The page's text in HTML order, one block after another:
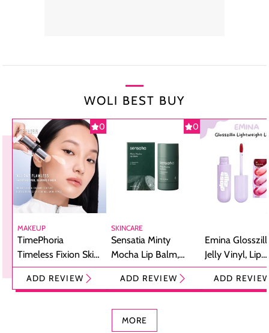
WOLI BEST BUY
0
MAKEUP
TimePhoria
Timeless Fixion Skin
Tint Stick,
Foundation dan
ADD REVIEW
0
SKINCARE
Sensatia Minty
Mocha Lip Balm,
Pelembap Bibir
dengan Aroma
ADD REVIEW
Emina
Jelly Vinyl, Lip
Cream Glossy
Ringan
ADD
MORE